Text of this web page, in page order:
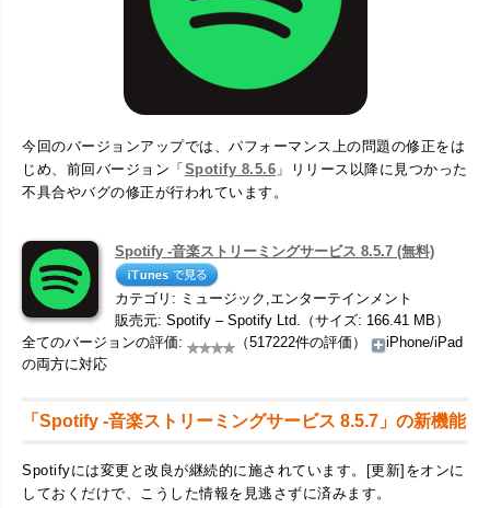
今回のバージョンアップでは、パフォーマンス上の問題の修正をは
じめ、前回バージョン「Spotify 8.5.6 」リリース以降に見つかった
不具合やバグの修正が行われています。
Spotify -音楽ストリーミングサービス 8.5.7 (無料)
カテゴリ: ミュージック,エンターテインメント
販売元: Spotify – Spotify Ltd.（サイズ: 166.41 MB）
全てのバージョンの評価:
（517222件の評価）
iPhone/iPad
の両方に対応
「Spotify -音楽ストリーミングサービス 8.5.7」の新機能
Spotifyには変更と改良が継続的に施されています。[更新]をオンに
しておくだけで、こうした情報を見逃さずに済みます。